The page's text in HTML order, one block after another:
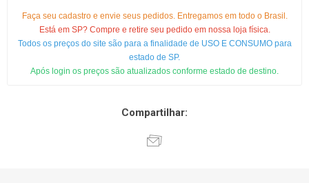
Faça seu cadastro e envie seus pedidos. Entregamos em todo o Brasil.
Está em SP? Compre e retire seu pedido em nossa loja física.
Todos os preços do site são para a finalidade de USO E CONSUMO para
estado de SP.
Após login os preços são atualizados conforme estado de destino.
Compartilhar: